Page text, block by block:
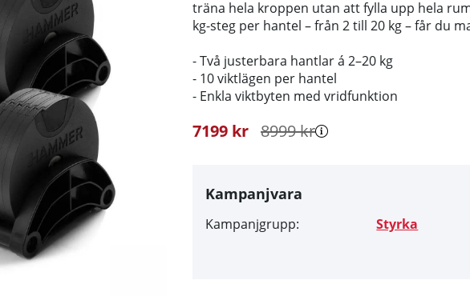
träna hela kroppen utan att fylla upp hela
kg-steg per hantel – från 2 till 20 kg – får du
- Två justerbara hantlar á 2–20 kg
- 10 viktlägen per hantel
- Enkla viktbyten med vridfunktion
8999kr
7199 kr
Kampanjvara
Kampanjgrupp: Styrka